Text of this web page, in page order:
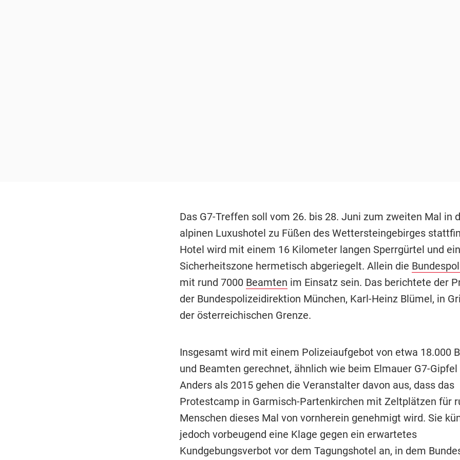
Das G7-Treffen soll vom 26. bis 28. Juni zum zweiten Mal in
alpinen Luxushotel zu Füßen des Wettersteingebirges
Hotel wird mit einem 16 Kilometer langen Sperrgürtel und
Sicherheitszone hermetisch abgeriegelt. Allein die
mit rund 7000 Beamten im Einsatz sein. Das berichtete der
der Bundespolizeidirektion München, Karl-Heinz Blümel, in
der österreichischen Grenze.
Insgesamt wird mit einem Polizeiaufgebot von etwa 18.000
und Beamten gerechnet, ähnlich wie beim Elmauer G7-Gipfel
Anders als 2015 gehen die Veranstalter davon aus, dass das
Protestcamp in Garmisch-Partenkirchen mit Zeltplätzen für
Menschen dieses Mal von vornherein genehmigt wird. Sie
jedoch vorbeugend eine Klage gegen ein erwartetes
Kundgebungsverbot vor dem Tagungshotel an, in dem